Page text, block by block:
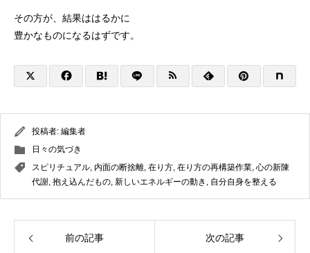
その方が、結果ははるかに
豊かなものになるはずです。
投稿者: 編集者
日々の気づき
スピリチュアル, 内面の断捨離, 在り方, 在り方の再構築作業, 心の新陳
代謝, 抱え込んだもの, 新しいエネルギーの動き , 自分自身を整える
前の記事 次の記事